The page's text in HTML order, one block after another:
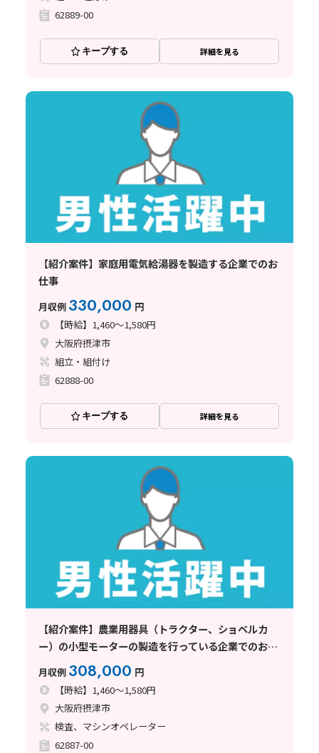
62889-00
キープする 詳細を見る
【紹介案件】家庭用電気給湯器を製造する企業でのお
仕事
月収例 330,000 円
【時給】1,460～1,580円
大阪府摂津市
組立・組付け
62888-00
キープする 詳細を見る
【紹介案件】農業用器具（トラクター、ショベルカ
ー）の小型モーターの製造を行っている企業でのお仕
月収例 308,000 円
【時給】1,460～1,580円
大阪府摂津市
検査、マシンオペレーター
62887-00